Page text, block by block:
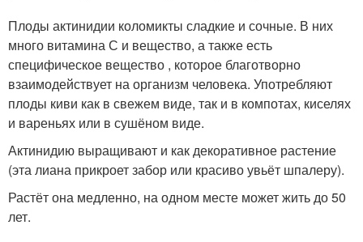
Плоды актинидии коломикты сладкие и сочные. В них
много витамина С и вещество, а также есть
специфическое вещество , которое благотворно
взаимодействует на организм человека. Употребляют
плоды киви как в свежем виде, так и в компотах, киселях
и вареньях или в сушёном виде.
Актинидию выращивают и как декоративное растение
(эта лиана прикроет забор или красиво увьёт шпалеру).
Растёт она медленно, на одном месте может жить до 50
лет.